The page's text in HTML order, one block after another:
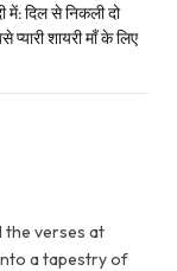
में: दिल से निकली दो
प्यारी शायरी माँ के लिए
the verses at
a tapestry of